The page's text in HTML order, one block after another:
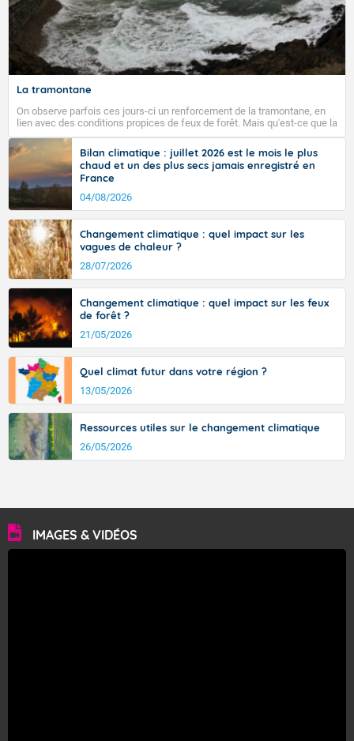
La tramontane
On observe parfois ces jours-ci un renforcement de la tramontane, en
lien avec des conditions propices de feux de forêt. Mais qu'est-ce que la
tramontane ? Quelles sont ses caractéristiques ? La tramontane est un
vent turbulent soufflant de secteur nord-ouest à nord, ou ouest à nord-
ouest, dans un secteur qui part du Roussillon à la vallée de l’Aude et à
l’ouest de l’Hérault. L’étymologie de ce vent vient du latin trasmontanus,
signifiant au-delà des monts, en allusion aux régions montagneuses
d’où provient ce vent.
Bilan climatique : juillet 2026 est le mois le plus
chaud et un des plus secs jamais enregistré en
France
04/08/2026
Changement climatique : quel impact sur les
vagues de chaleur ?
28/07/2026
Changement climatique : quel impact sur les feux
de forêt ?
21/05/2026
Quel climat futur dans votre région ?
13/05/2026
Ressources utiles sur le changement climatique
26/05/2026
IMAGES & VIDÉOS